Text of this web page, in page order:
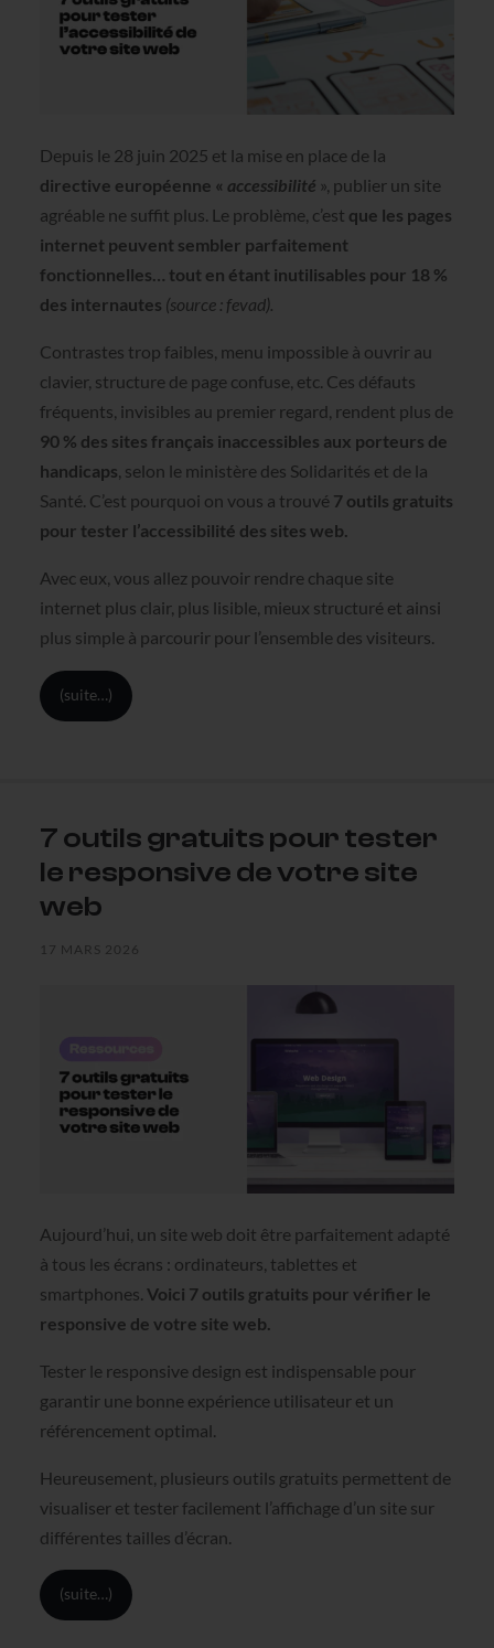
Depuis le 28 juin 2025 et la mise en place de la
directive européenne « accessibilité », publier un site
agréable ne suffit plus. Le problème, c’est que les pages
internet peuvent sembler parfaitement
fonctionnelles… tout en étant inutilisables pour 18 %
des internautes (source : fevad).
Contrastes trop faibles, menu impossible à ouvrir au
clavier, structure de page confuse, etc. Ces défauts
fréquents, invisibles au premier regard, rendent plus de
90 % des sites français inaccessibles aux porteurs de
handicaps, selon le ministère des Solidarités et de la
Santé. C’est pourquoi on vous a trouvé 7 outils gratuits
pour tester l’accessibilité des sites web.
Avec eux, vous allez pouvoir rendre chaque site
internet plus clair, plus lisible, mieux structuré et ainsi
plus simple à parcourir pour l’ensemble des visiteurs.
(suite…)
7 outils gratuits pour tester
le responsive de votre site
web
17 MARS 2026
Aujourd’hui, un site web doit être parfaitement adapté
à tous les écrans : ordinateurs, tablettes et
smartphones. Voici 7 outils gratuits pour vérifier le
responsive de votre site web.
Tester le responsive design est indispensable pour
garantir une bonne expérience utilisateur et un
référencement optimal.
Heureusement, plusieurs outils gratuits permettent de
visualiser et tester facilement l’affichage d’un site sur
différentes tailles d’écran.
(suite…)